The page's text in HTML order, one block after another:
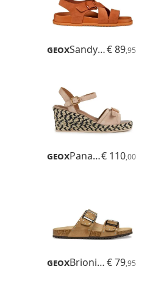
Geox Sandybett€ 89,95
Geox Panarea€ 110,00
Geox Brionia R€ 79,95